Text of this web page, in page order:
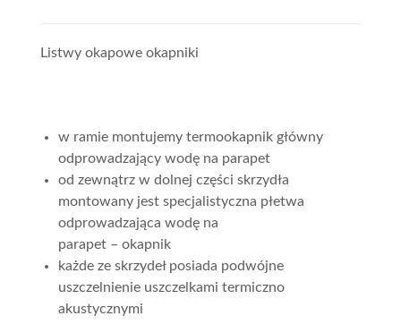
Listwy okapowe okapniki
w ramie montujemy termookapnik główny
odprowadzający wodę na parapet
od zewnątrz w dolnej części skrzydła
montowany jest specjalistyczna płetwa
odprowadzająca wodę na
parapet – okapnik
każde ze skrzydeł posiada podwójne
uszczelnienie uszczelkami termiczno
akustycznymi